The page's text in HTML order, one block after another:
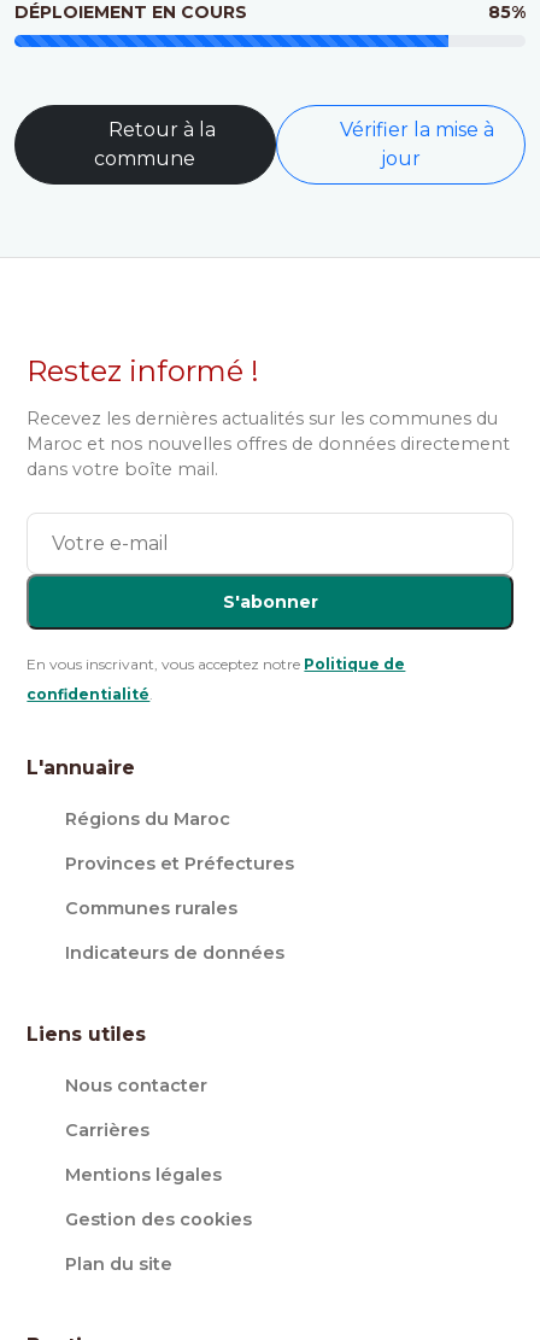
DÉPLOIEMENT EN COURS 85%
Retour à la
commune
Vérifier la mise à
jour
Restez informé !
Recevez les dernières actualités sur les communes du
Maroc et nos nouvelles offres de données directement
dans votre boîte mail.
S'abonner
En vous inscrivant, vous acceptez notre Politique de
confidentialité.
L'annuaire
Régions du Maroc
Provinces et Préfectures
Communes rurales
Indicateurs de données
Liens utiles
Nous contacter
Carrières
Mentions légales
Gestion des cookies
Plan du site